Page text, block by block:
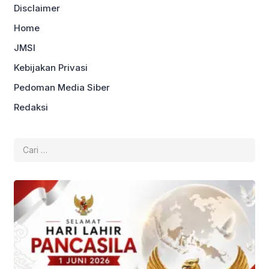
Disclaimer
Home
JMSI
Kebijakan Privasi
Pedoman Media Siber
Redaksi
untuk: